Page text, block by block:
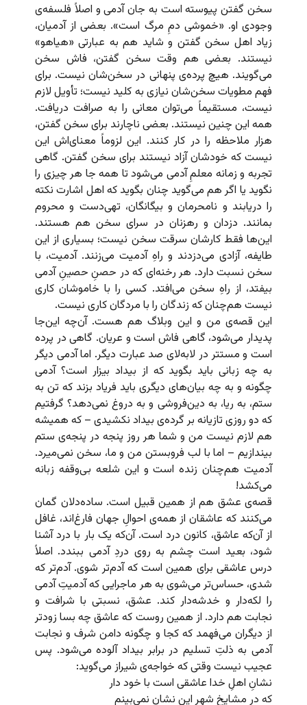
سخن گفتن پیوسته است به جان آدمی و اصلاً فلسفه‌ی
وجودی او. «خموشی دمِ مرگ است». بعضی از آدمیان،
زیاد اهل سخن گفتن و شاید هم به عبارتی «هیاهو»
نیستند. بعضی هم وقت سخن گفتن، فاش سخن
می‌گویند. هیچ پرده‌ی پنهانی در سخن‌شان نیست. برای
فهم مطویات سخن‌شان نیازی به کلید نیست؛ تأویل لازم
نیست، مستقیماً می‌توان معانی را به صرافت دریافت.
همه این چنین نیستند. بعضی ناچارند برای سخن گفتن،
هزار ملاحظه را در کار کنند. این لزوماً معنای‌اش این
نیست که خودشان آزاد نیستند برای سخن گفتن. گاهی
تجربه و زمانه معلمِ آدمی می‌شود تا همه جا هر چیزی را
نگوید یا اگر هم می‌گوید چنان بگوید که اهل اشارت نکته
را دریابند و نامحرمان و بیگانگان، تهی‌دست و محروم
بمانند. دزدان و رهزنان در سرای سخن هم هستند.
این‌ها فقط کارشان سرقت سخن نیست؛ بسیاری از این
طایفه، آزادی می‌دزدند و راهِ آدمیت می‌زنند. آدمیت، با
سخن نسبت دارد. هر رخنه‌ای که در حصنِ حصینِ آدمی
بیفتد، از راهِ سخن می‌افتد. کسی را با خاموشان کاری
نیست هم‌چنان که زندگان را با مردگان کاری نیست.
این قصه‌ی من و این وبلاگ هم هست. آن‌چه این‌جا
پدیدار می‌شود، گاهی فاش است و عریان. گاهی در پرده
است و مستتر در لابه‌لای صد عبارت دیگر. اما آدمی دیگر
به چه زبانی باید بگوید که از بیداد بیزار است؟ آدمی
چگونه و به چه بیان‌های دیگری باید فریاد بزند که تن به
ستم، به ریا، به دین‌فروشی و به دروغ نمی‌دهد؟ گرفتیم
که دو روزی تازیانه بر گرده‌ی بیداد نکشیدی – که همیشه
هم لازم نیست من و شما هر روز پنجه در پنجه‌ی ستم
بیندازیم – اما با لب فروبستن من و ما، سخن نمی‌میرد.
آدمیت هم‌چنان زنده است و این شلعه بی‌وقفه زبانه
می‌کشد!
قصه‌ی عشق هم از همین قبیل است. ساده‌دلان گمان
می‌کنند که عاشقان از همه‌ی احوالِ جهان فارغ‌اند، غافل
از آن‌که عاشق، کانون درد است. آن‌که یک بار با درد آشنا
شود، بعید است چشم به روی دردِ آدمی ببندد. اصلاً
درس عاشقی برای همین است که آدم‌تر شوی. آدم‌تر که
شدی، حساس‌تر می‌شوی به هر ماجرایی که آدمیتِ آدمی
را لکه‌دار و خدشه‌دار کند. عشق، نسبتی با شرافت و
نجابت هم دارد. از همین روست که عاشق چه بسا زودتر
از دیگران می‌فهمد که کجا و چگونه دامن شرف و نجابت
آدمی به ذلتِ تسلیم در برابر بیداد آلوده می‌شود. پس
عجیب نیست وقتی که خواجه‌ی شیراز می‌گوید:
نشانِ اهلِ خدا عاشقی است با خود دار
که در مشایخِ شهر این نشان نمی‌بینم